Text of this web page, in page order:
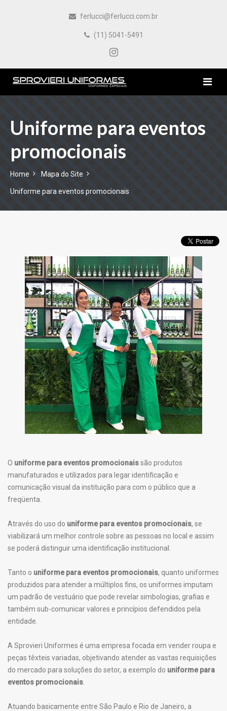
ferlucci@ferlucci.com.br
(11) 5041-5491
PRODUTOS
Uniforme para eventos
promocionais
Home Mapa do Site
Uniforme para eventos promocionais
O uniforme para eventos promocionaissão produtos
manufaturados e utilizados para legar identificação e
comunicação visual da instituição para com o público que a
freqüenta.
Através do uso do uniforme para eventos promocionais, se
viabilizará um melhor controle sobre as pessoas no local e assim
se poderá distinguir uma identificação institucional.
Tanto o uniforme para eventos promocionais, quanto uniformes
produzidos para atender a múltiplos fins, os uniformes imputam
um padrão de vestuário que pode revelar simbologias, grafias e
também sub-comunicar valores e princípios defendidos pela
entidade.
A Sprovieri Uniformes é uma empresa focada em vender roupa e
peças têxteis variadas, objetivando atender as vastas requisições
do mercado para soluções do setor, a exemplo do uniforme para
eventos promocionais
Atuando basicamente entre São Paulo e Rio de Janeiro, a